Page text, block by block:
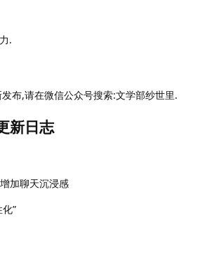
.
布,请在微信公众号搜索:文学部纱世里.
新日志
加聊天沉浸感
”